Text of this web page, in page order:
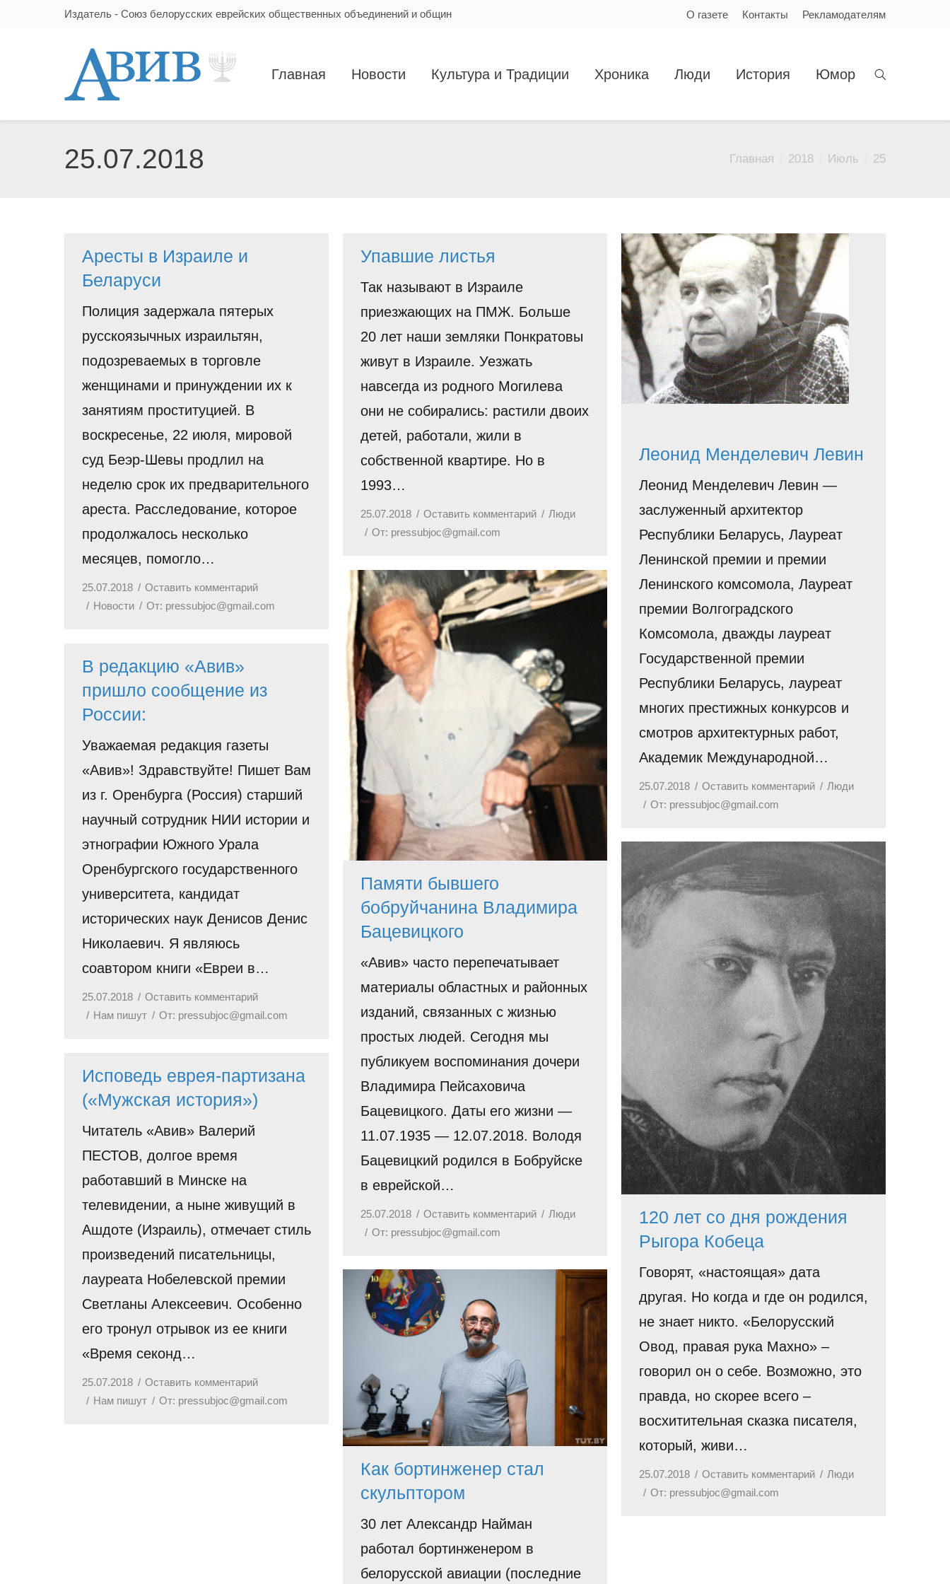
Издатель - Союз белорусских еврейских общественных объединений и общин О газете Контакты Рекламодателям
Главная Новости Культура и Традиции Хроника Люди История Юмор
25.07.2018 Главная 2018 Июль 25
Аресты в Израиле и
Беларуси
Полиция задержала пятерых
русскоязычных израильтян,
подозреваемых в торговле
женщинами и принуждении их к
занятиям проституцией. В
воскресенье, 22 июля, мировой
суд Беэр-Шевы продлил на
неделю срок их предварительного
ареста. Расследование, которое
продолжалось несколько
месяцев, помогло…
25.07.2018
Оставить комментарий
Новости
От: pressubjoc@gmail.com
Упавшие листья
Так называют в Израиле
приезжающих на ПМЖ. Больше
20 лет наши земляки Понкратовы
живут в Израиле. Уезжать
навсегда из родного Могилева
они не собирались: растили двоих
детей, работали, жили в
собственной квартире. Но в
1993…
25.07.2018 Оставить комментарий
Люди
От: pressubjoc@gmail.com
Леонид Менделевич Левин
Леонид Менделевич Левин —
заслуженный архитектор
Республики Беларусь, Лауреат
Ленинской премии и премии
Ленинского комсомола, Лауреат
премии Волгоградского
Комсомола, дважды лауреат
Государственной премии
Республики Беларусь, лауреат
многих престижных конкурсов и
смотров архитектурных работ,
Академик Международной…
25.07.2018 Оставить комментарий
Люди
От: pressubjoc@gmail.com
Памяти бывшего
бобруйчанина Владимира
Бацевицкого
«Авив» часто перепечатывает
материалы областных и районных
изданий, связанных с жизнью
простых людей. Сегодня мы
публикуем воспоминания дочери
Владимира Пейсаховича
Бацевицкого. Даты его жизни —
11.07.1935 — 12.07.2018. Володя
Бацевицкий родился в Бобруйске
в еврейской…
25.07.2018 Оставить комментарий
Люди
От: pressubjoc@gmail.com
В редакцию «Авив»
пришло сообщение из
России:
Уважаемая редакция газеты
«Авив»! Здравствуйте! Пишет Вам
из г. Оренбурга (Россия) старший
научный сотрудник НИИ истории и
этнографии Южного Урала
Оренбургского государственного
университета, кандидат
исторических наук Денисов Денис
Николаевич. Я являюсь
соавтором книги «Евреи в…
25.07.2018
Оставить комментарий
Нам пишут
От: pressubjoc@gmail.com
120 лет со дня рождения
Рыгора Кобеца
Говорят, «настоящая» дата
другая. Но когда и где он родился,
не знает никто. «Белорусский
Овод, правая рука Махно» –
говорил он о себе. Возможно, это
правда, но скорее всего –
восхитительная сказка писателя,
который, живи…
25.07.2018 Оставить комментарий
Люди
От: pressubjoc@gmail.com
Исповедь еврея-партизана
(«Мужская история»)
Читатель «Авив» Валерий
ПЕСТОВ, долгое время
работавший в Минске на
телевидении, а ныне живущий в
Ашдоте (Израиль), отмечает стиль
произведений писательницы,
лауреата Нобелевской премии
Светланы Алексеевич. Особенно
его тронул отрывок из ее книги
«Время секонд…
25.07.2018
Оставить комментарий
Нам пишут
От: pressubjoc@gmail.com
Как бортинженер стал
скульптором
30 лет Александр Найман
работал бортинженером в
белорусской авиации (последние